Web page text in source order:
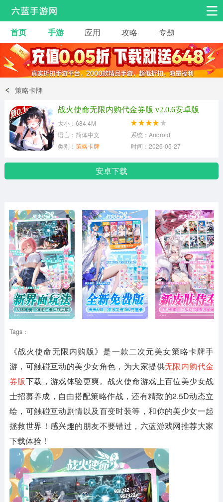
安卓手游 手游工具
热门手游 角色扮演 益智休闲
动作射击
冒险解谜
体育竞技
首页 手游 应用 攻略 专题
策略卡牌
战火使命无限内购代金券版 v2.0.6安卓版
大小：684.4M
语言：简体中文
系统：Android
类别： 策略卡牌 时间：2026-05-27
安卓下载
Tags：
《战火使命无限内购版》 是一款二次元美女策略卡牌手
游，可触碰互动的美少女角色，为大家提供无限内购代金
券版下载，游戏体验更爽。战火使命游戏上百位美少女战
士招募养成，自由搭配策略作战，还有精致的2.5D动态立
绘，可触碰互动剧情以及百变时装等，和你的美少女一起
拯救世界！感兴趣的朋友不要错过，六蓝游戏网推荐大家
下载体验！